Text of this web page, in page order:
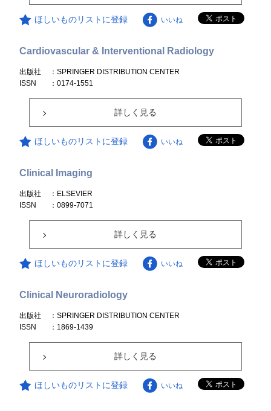
ほしいものリストに登録 いいね
Cardiovascular & Interventional Radiology
出版社
：SPRINGER DISTRIBUTION CENTER
ISSN
：0174-1551
詳しく見る
ほしいものリストに登録 いいね
Clinical Imaging
出版社
：ELSEVIER
ISSN
：0899-7071
詳しく見る
ほしいものリストに登録 いいね
Clinical Neuroradiology
出版社
：SPRINGER DISTRIBUTION CENTER
ISSN
：1869-1439
詳しく見る
ほしいものリストに登録 いいね